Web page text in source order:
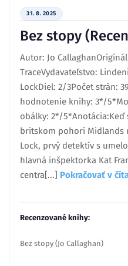
31. 8. 2025
Bez stopy
Autor: Jo
TraceVydavateľstvo:
LockDiel: 2/3Počet strán:
hodnotenie knihy: 3*/
obálky: 2*/5*Anotácia:Keď
britskom pohorí Midlands
Lock, prvý detektív s
hlavná inšpektorka Kat
centra[...] Pokračovať v
Recenzované knihy:
Bez stopy (Jo Callaghan)